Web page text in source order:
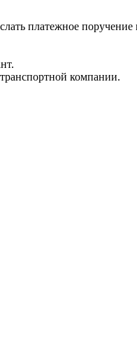
платежное поручение
компании.